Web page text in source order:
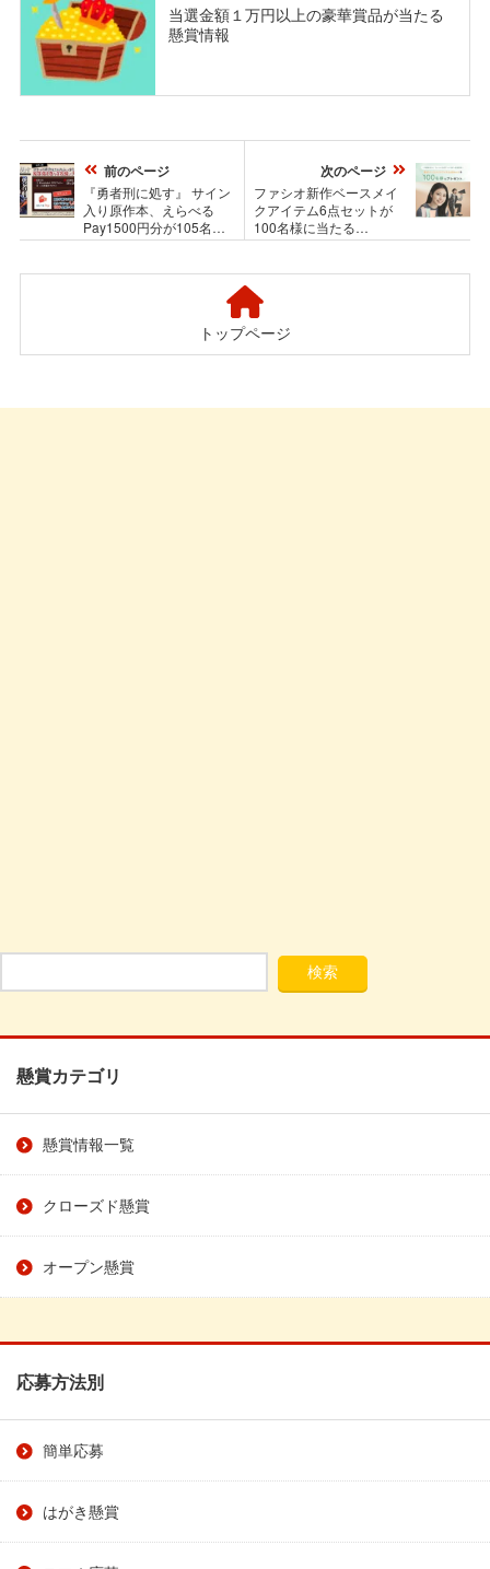
当選金額１万円以上の豪華賞品が当たる
懸賞情報
前のページ
『勇者刑に処す』 サイン
入り原作本、えらべる
Pay1500円分が105名様
に当たるXキャンペーン
次のページ
ファシオ新作ベースメイ
クアイテム6点セットが
100名様に当たる
Instagramプレゼントキャ
トップページ
懸賞カテゴリ
懸賞情報一覧
クローズド懸賞
オープン懸賞
応募方法別
簡単応募
はがき懸賞